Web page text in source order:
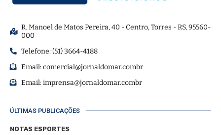
R. Manoel de Matos Pereira, 40 - Centro, Torres - RS, 95560-
000
Telefone: (51) 3664-4188
Email:comercial@jornaldomar.combr
Email:imprensa@jornaldomar.combr
ÚLTIMAS PUBLICAÇÕES
NOTAS ESPORTES